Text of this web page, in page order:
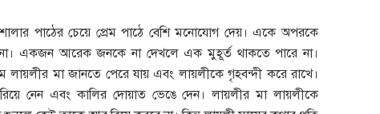
পাঠের চেয়ে প্রেম পাঠে বেশি মনোযোগ দেয়। একে অপরকে
না। একজন আরেক জনকে না দেখলে এক মুহূর্ত থাকতে পারে না।
লায়লীর মা জানতে পেরে যায় এবং লায়লীকে গৃহবন্দী করে রাখে।
নেন এবং কালির দোয়াত ভেঙে দেন। লায়লীর মা লায়লীকে